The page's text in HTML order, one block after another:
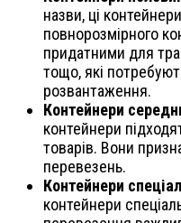
назви, ці
повнорозмірного
придатними для
тощо, які
розвантаження.
Контейнери
контейнери
товарів. Вони
перевезень.
Контейнери
контейнери